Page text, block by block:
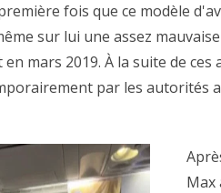
fois que ce modèle
sur lui une assez
mars 2019. À la suite de
par les autorités
Max